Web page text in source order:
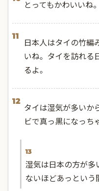
とってもかわいいね。
11
日本人はタイの竹編
いね。タイを訪れる
るよ。
12
タイは湿気が多いか
ビで真っ黒になっち
13
湿気は日本の方が多
ないほどあっという